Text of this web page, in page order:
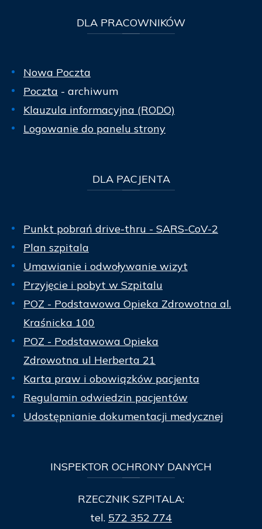
DLA PRACOWNIKÓW
Nowa Poczta
Poczta - archiwum
Klauzula informacyjna (RODO)
Logowanie do panelu strony
DLAPACJENTA
Punkt pobrań drive-thru - SARS-CoV-2
Plan szpitala
Umawianie i odwoływanie wizyt
Przyjęcie i pobyt w Szpitalu
POZ - Podstawowa Opieka Zdrowotna al.
Kraśnicka 100
POZ - Podstawowa Opieka
Zdrowotna ul Herberta 21
Karta praw i obowiązków pacjenta
Regulamin odwiedzin pacjentów
Udostępnianie dokumentacji medycznej
INSPEKTOR OCHRONY DANYCH
RZECZNIK SZPITALA:
tel. 572 352 774